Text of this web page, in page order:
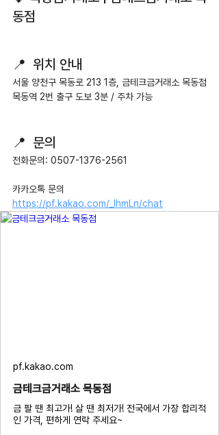
동점
📍  위치 안내
서울 양천구 목동로 213 1층, 금테크금거래소 목동점
목동역 2번 출구 도보 3분 / 주차 가능
📍  문의
전화문의: 0507-1376-2561
카카오톡 문의
https://pf.kakao.com/_IhmLn/chat
pf.kakao.com
금테크금거래소 목동점
금 팔 땐 최고가! 살 땐 최저가! 전국에서 가장 합리적
인 가격, 편하게 연락 주세요~